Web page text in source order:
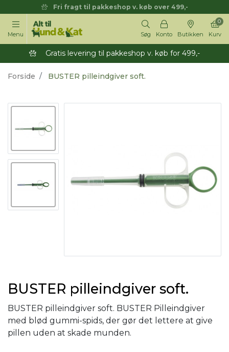
Fri fragt til pakkeshop v. køb over 499,-
Menu Søg Konto Butikken Kurv
0
Gratis levering til pakkeshop v. køb for 499,-
Forside BUSTER pilleindgiver soft.
BUSTER pilleindgiver soft.
BUSTER pilleindgiver soft. BUSTER Pilleindgiver
med blød gummi-spids, der gør det lettere at give
pillen uden at skade munden.